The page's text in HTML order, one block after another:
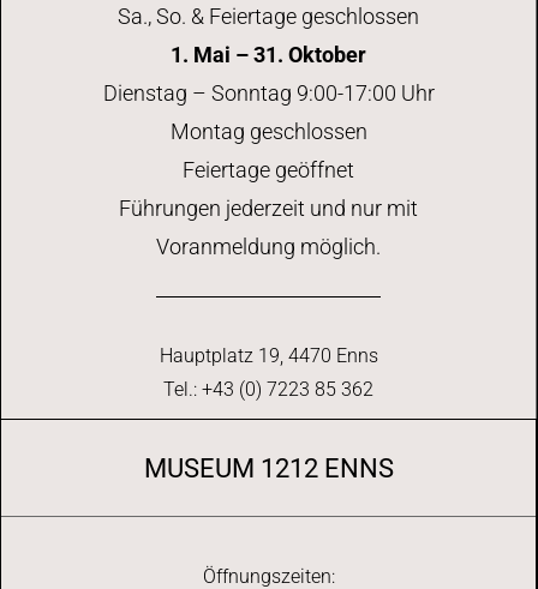
Sa., So. & Feiertage geschlossen
1. Mai – 31. Oktober
Dienstag – Sonntag 9:00-17:00 Uhr
Montag geschlossen
Feiertage geöffnet
Führungen jederzeit und nur mit
Voranmeldung möglich.
Hauptplatz 19, 4470 Enns
Tel.: +43 (0) 7223 85 362
MUSEUM 1212 ENNS
Öffnungszeiten: